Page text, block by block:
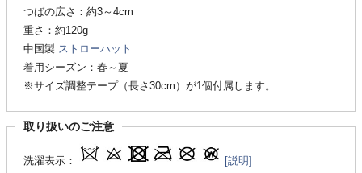
つばの広さ：約3～4cm
重さ：約120g
中国製 ストローハット
着用シーズン：春～夏
※サイズ調整テープ（長さ30cm）が1個付属します。
取り扱いのご注意
洗濯表示： [説明]